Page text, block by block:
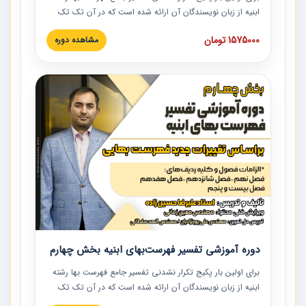
ابنیه از زبان نویسندگان آن ارائه شده است که در آن تک تک
ردیف ها و مطالب فهرست بها تفسیر و ارائه شده است. این
دوره به صورت کامل تصویری بوده و به همراه تصاویر عملیات
دوره با کلام مهندس علیرضاحسین‌زاده مدیر پروژه مهندسی
مشاور در امر بازنگری فهرست بها رشته ابنیه ارائه شده و به تمام
همکارانی که در حوزه صنعت ساخت در حال فعالیت هستند حتما
توصیه می کنیم از مطالب این دوره استفاده نمایند.
1575000 تومان مشاهده دوره
دوره آموزشی تفسیر فهرست‌بهای ابنیه بخش چهارم
برای اولین بار پکیج تکرار نشدنی تفسیر جامع فهرست بها رشته
ابنیه از زبان نویسندگان آن ارائه شده است که در آن تک تک
ردیف ها و مطالب فهرست بها تفسیر و ارائه شده است. این